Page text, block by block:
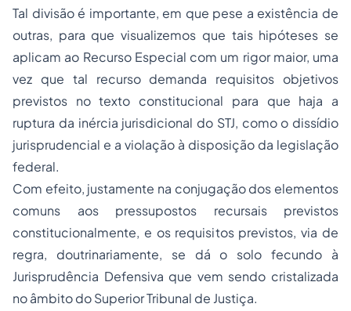
Tal divisão é importante, em que pese a existência de
outras, para que visualizemos que tais hipóteses se
aplicam ao Recurso Especial com um rigor maior, uma
vez que tal recurso demanda requisitos objetivos
previstos no texto constitucional para que haja a
ruptura da inércia jurisdicional do STJ, como o dissídio
jurisprudencial e a violação à disposição da legislação
federal.
Com efeito, justamente na conjugação dos elementos
comuns aos pressupostos recursais previstos
constitucionalmente, e os requisitos previstos, via de
regra, doutrinariamente, se dá o solo fecundo à
Jurisprudência Defensiva que vem sendo cristalizada
no âmbito do Superior Tribunal de Justiça.